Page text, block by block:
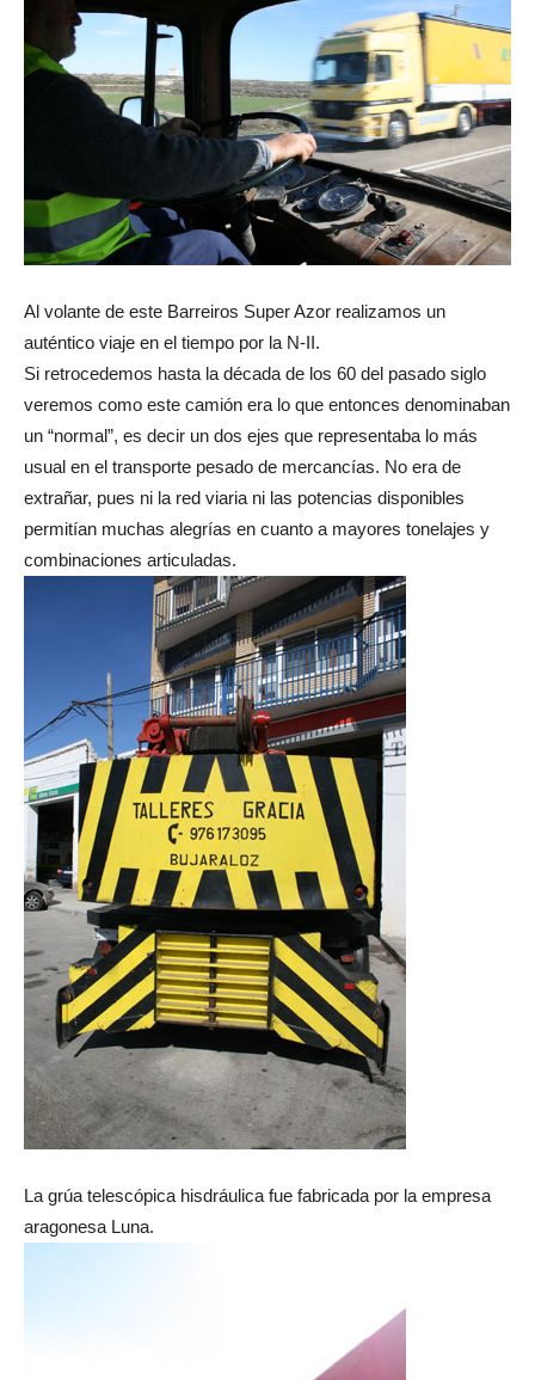
Al volante de este Barreiros Super Azor realizamos un
auténtico viaje en el tiempo por la N-II.
Si retrocedemos hasta la década de los 60 del pasado siglo
veremos como este camión era lo que entonces denominaban
un “normal”, es decir un dos ejes que representaba lo más
usual en el transporte pesado de mercancías. No era de
extrañar, pues ni la red viaria ni las potencias disponibles
permitían muchas alegrías en cuanto a mayores tonelajes y
combinaciones articuladas.
La grúa telescópica hisdráulica fue fabricada por la empresa
aragonesa Luna.